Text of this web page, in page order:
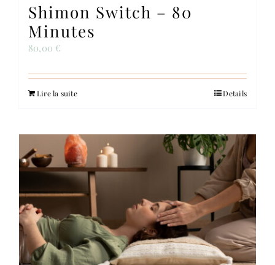
Shimon Switch – 80
Minutes
80,00 €
Lire la suite Details